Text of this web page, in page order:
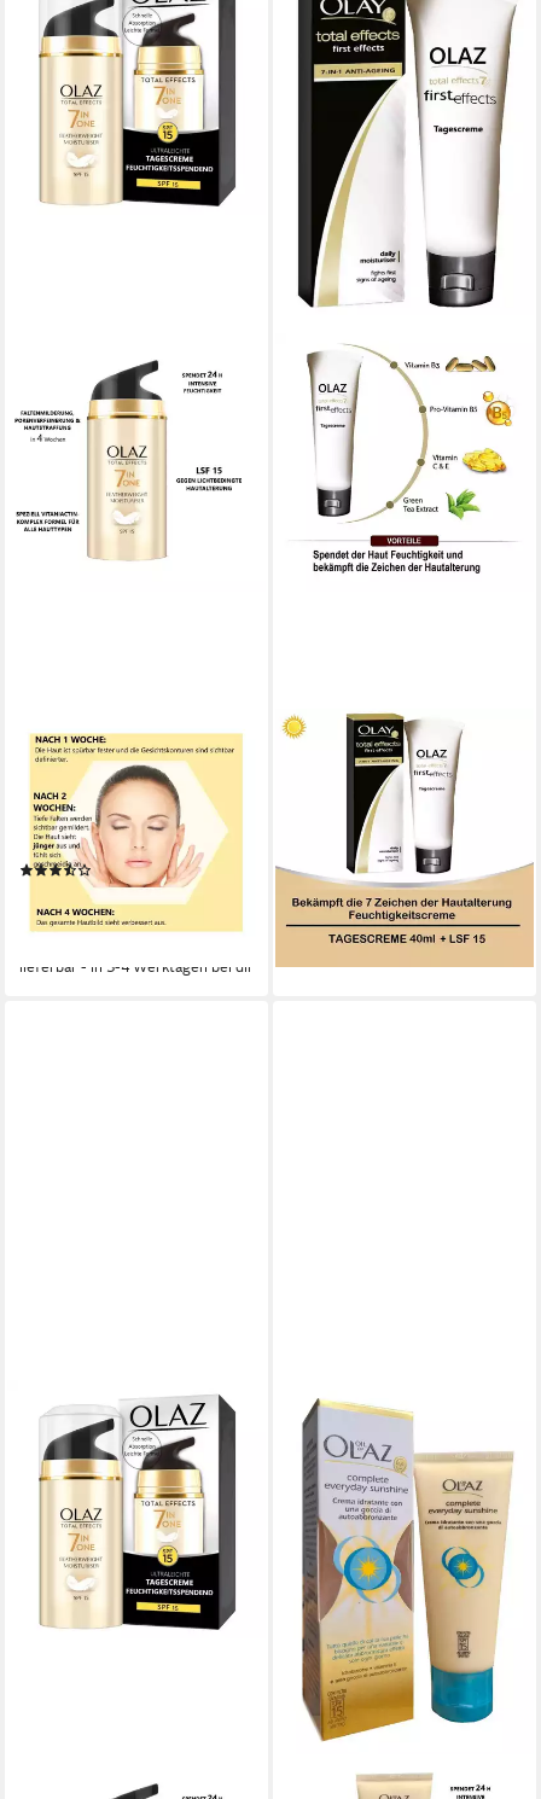
OLAZ
Tagescreme Total Effects 7 in
One Ultra leichte
feuchtigkeitsspendende
Tagescreme 15ml, 1-tlg.
(3)
UVP
(1.327,33 €/ 1 l)
lieferbar - in 3-4 Werktagen bei dir
OLAZ
Tagescreme Total Effects first
effects 7in1 leichte Anti-Aging
Tagescreme 40ml - 3erPack,
49,94 € 69,96 €
(41,62 €/ 100 ml)
-29%
lieferbar - in 3-4 Werktagen bei dir